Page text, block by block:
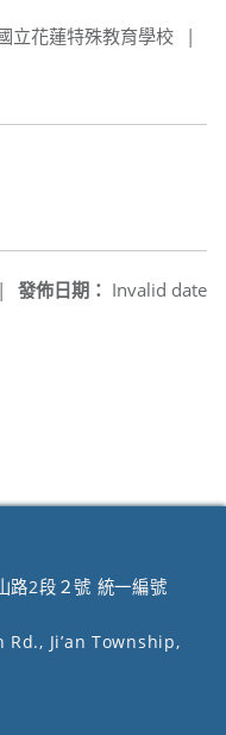
立花蓮特殊教育學校 |
發佈日期： Invalid date
|
路2段２號 統一編號
Ji’an Township,